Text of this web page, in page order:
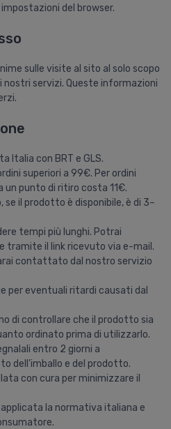
del browser.
sulle visite al sito al solo scopo
nostri servizi. Queste informazioni
Italia con BRT e GLS.
superiori a 99€. Per ordini
un punto di ritiro costa 11€.
se il prodotto è disponibile, è di 3–
tempi più lunghi. Potrai
tramite il link ricevuto via e-mail.
contattato dal nostro servizio
per eventuali ritardi causati dal
di controllare che il prodotto sia
ordinato prima di utilizzarlo.
entro 2 giorni a
dell’imballo e del prodotto.
con cura per minimizzare il
la normativa italiana e